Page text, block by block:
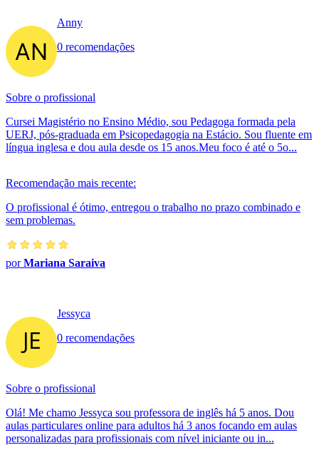
Anny
0 recomendações
Sobre o profissional
Cursei Magistério no Ensino Médio, sou Pedagoga formada pela
UERJ, pós-graduada em Psicopedagogia na Estácio. Sou fluente em
língua inglesa e dou aula desde os 15 anos.Meu foco é até o 5o...
Recomendação mais recente:
O profissional é ótimo, entregou o trabalho no prazo combinado e
sem problemas.
porMariana Saraiva
Jessyca
0 recomendações
Sobre o profissional
Olá! Me chamo Jessyca sou professora de inglês há 5 anos. Dou
aulas particulares online para adultos há 3 anos focando em aulas
personalizadas para profissionais com nível iniciante ou in...